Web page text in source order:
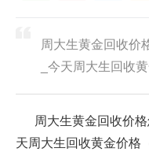
周大生黄金回收价
_今天周大生回收
周大生黄金回收价
天周大生回收黄金价格